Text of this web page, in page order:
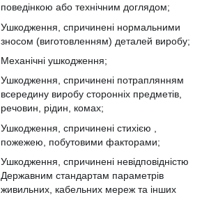
поведінкою або технічним доглядом;
Ушкодження, спричинені нормальними
зносом (виготовленням) деталей виробу;
Механічні ушкодження;
Ушкодження, спричинені потраплянням
всередину виробу сторонніх предметів,
речовин, рідин, комах;
Ушкодження, спричинені стихією ,
пожежею, побутовими факторами;
Ушкодження, спричинені невідповідністю
Державним стандартам параметрів
живильних, кабельних мереж та інших